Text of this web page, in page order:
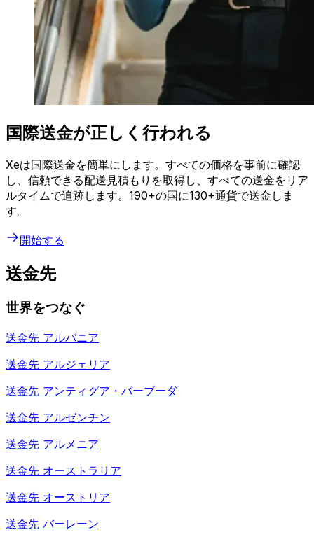
国際送金が正しく行われる
Xeは国際送金を簡単にします。すべての価格を事前に確認
し、信頼できる配送見積もりを取得し、すべての送金をリア
ルタイムで追跡します。190+の国に130+通貨で送金しま
す。
開始する
送金先
世界をつなぐ
送金先 アルバニア
送金先 アルジェリア
送金先 アンティグア・バーブーダ
送金先 アルゼンチン
送金先 アルメニア
送金先 オーストラリア
送金先 オーストリア
送金先 バーレーン